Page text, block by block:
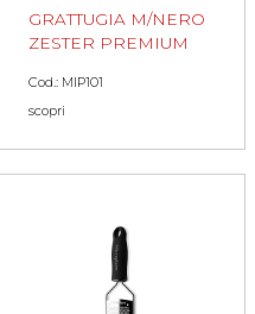
GRATTUGIA M/NERO
ZESTER PREMIUM
Cod.: MIP101
scopri